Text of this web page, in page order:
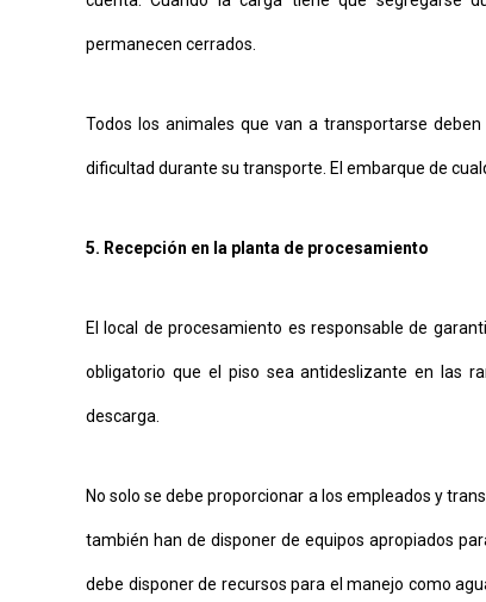
permanecen cerrados.
Todos los animales que van a transportarse
dificultad durante su transporte. El embarque de
5. Recepción en la planta de procesamiento
El local de procesamiento es responsable de
obligatorio que el piso sea antideslizante en las
descarga.
No solo se debe proporcionar a los empleados y
también han de disponer de equipos apropiados
debe disponer de recursos para el manejo como